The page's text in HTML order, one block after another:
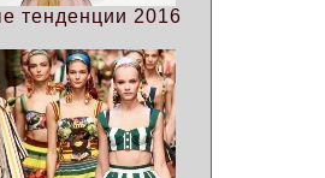
тенденции 2016